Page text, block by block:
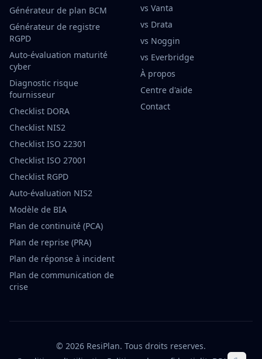
Générateur de plan BCM
Générateur de registre
RGPD
Auto-évaluation maturité
cyber
Diagnostic risque
fournisseur
Checklist DORA
Checklist NIS2
Checklist ISO 22301
Checklist ISO 27001
Checklist RGPD
Auto-évaluation NIS2
Modèle de BIA
Plan de continuité (PCA)
Plan de reprise (PRA)
Plan de réponse à incident
Plan de communication de
crise
vs Vanta
vs Drata
vs Noggin
vs Everbridge
À propos
Centre d'aide
Contact
© 2026 ResiPlan. Tous droits reserves.